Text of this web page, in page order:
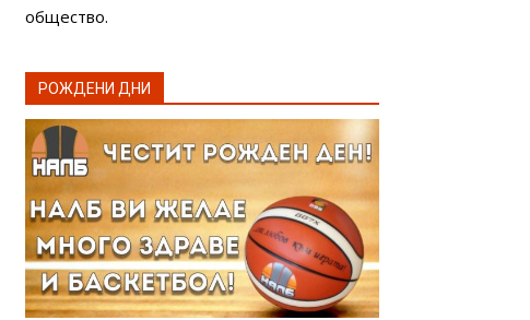
общество.
РОЖДЕНИ ДНИ